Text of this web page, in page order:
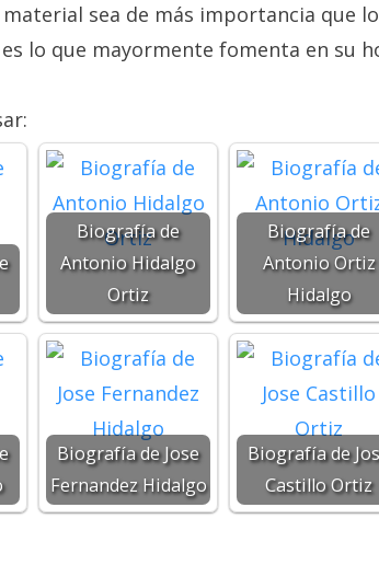
sea de más importancia que
lo que mayormente fomenta en su
Biografía de
Antonio Hidalgo
Ortiz
Biografía de
Antonio Ortiz
Hidalgo
Biografía de Jose
Fernandez Hidalgo
Biografía de
Castillo Ortiz